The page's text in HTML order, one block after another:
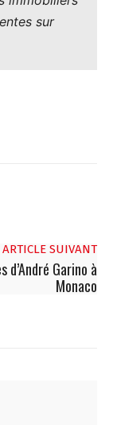
sur
ARTICLE SUIVANT
d’André Garino à
Monaco